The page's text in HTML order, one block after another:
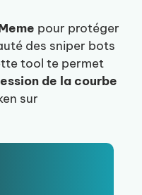
pour protéger
des sniper bots
tool te permet
de la courbe
sur